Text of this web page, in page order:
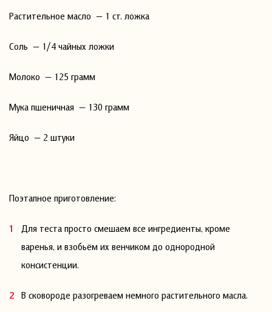
Растительное масло — 1 ст. ложка
Соль — 1/4 чайных ложки
Молоко — 125 грамм
Мука пшеничная — 130 грамм
Яйцо — 2 штуки
Поэтапное приготовление:
Для теста просто смешаем все ингредиенты, кроме
варенья, и взобьём их венчиком до однородной
консистенции.
В сковороде разогреваем немного растительного масла.